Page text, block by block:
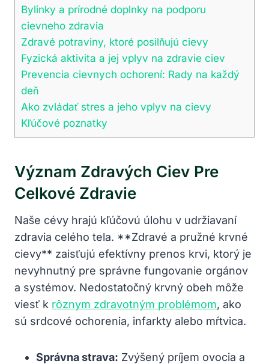
Bylinky​ a prírodné doplnky na podporu
cievneho⁤ zdravia
Zdravé potraviny, ktoré posilňujú cievy
Fyzická aktivita ‌a jej vplyv na zdravie ciev
Prevencia‌ cievnych⁢ ochorení: Rady na ⁣každý
deň
Ako zvládať stres a jeho⁤ vplyv na ⁢cievy
Kľúčové poznatky
Význam Zdravých‍ Ciev Pre
Celkové Zdravie
Naše cévy hrajú kľúčovú úlohu ⁤v udržiavaní
zdravia celého tela. **Zdravé a pružné‌ krvné
cievy** zaisťujú efektívny prenos krvi, ktorý ​je
nevyhnutný ⁢pre správne fungovanie orgánov
a⁢ systémov.‌ Nedostatočný krvný⁣ obeh môže​
viesť k ​ rôznym zdravotným problémom, ako
sú srdcové ochorenia, infarkty⁣ alebo mŕtvica.
Správna strava: ​Zvýšený príjem ovocia a